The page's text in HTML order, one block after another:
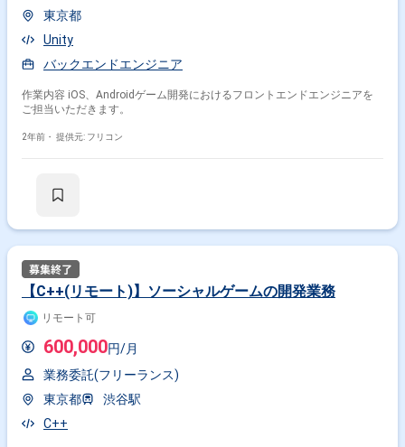
東京都
Unity
バックエンドエンジニア
作業内容 iOS、Androidゲーム開発におけるフロントエンドエンジニアを
ご担当いただきます。
2年前・ 提供元: フリコン
【C++(リモート)】ソーシャルゲームの開発業務
リモート可
600,000円/月
業務委託(フリーランス)
東京都
渋谷駅
C++